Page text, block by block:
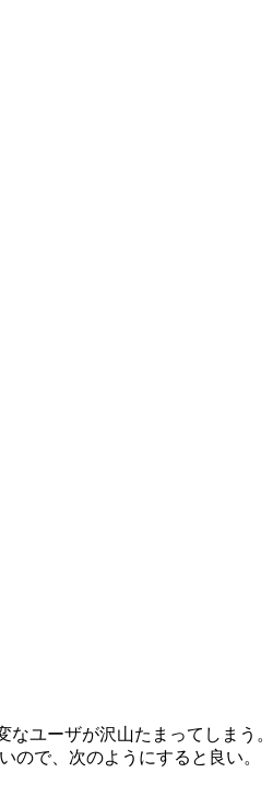
ユーザが沢山たまってしまう
ので、次のようにすると良い。